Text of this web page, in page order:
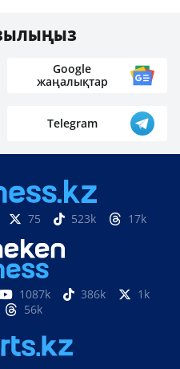
Google
жаңалықтар
Telegram
75 523k 17k
1087k 386k
1k
56k